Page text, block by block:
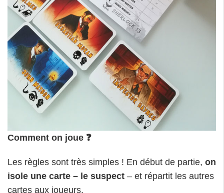
Comment on joue ❓
Les règles sont très simples ! En début de partie, on
isole une carte – le suspect – et répartit les autres
cartes aux joueurs.